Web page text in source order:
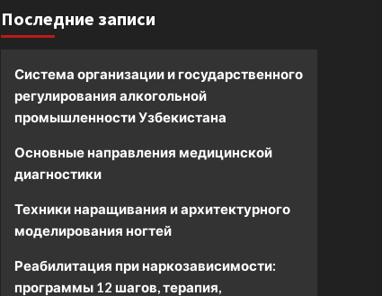
Последние записи
Система организации и государственного
регулирования алкогольной
промышленности Узбекистана
Основные направления медицинской
диагностики
Техники наращивания и архитектурного
моделирования ногтей
Реабилитация при наркозависимости:
программы 12 шагов, терапия,